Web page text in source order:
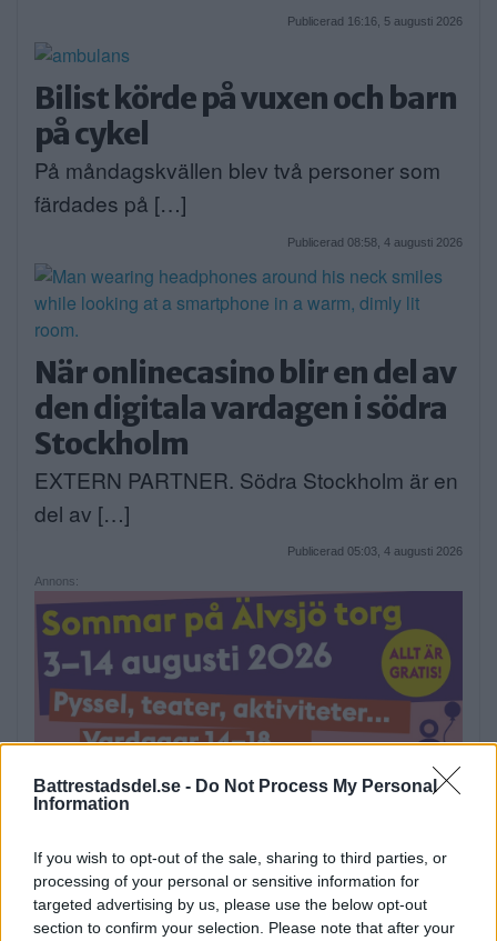
Battrestadsdel.se - Do Not Process My Personal
Information
If you wish to opt-out of the sale, sharing to third parties, or
processing of your personal or sensitive information for
targeted advertising by us, please use the below opt-out
section to confirm your selection. Please note that after your
Publicerad 16:16, 5 augusti 2026
Bilist körde på vuxen och barn
på cykel
På måndagskvällen blev två personer som
färdades på […]
Publicerad 08:58, 4 augusti 2026
När onlinecasino blir en del av
den digitala vardagen i södra
Stockholm
EXTERN PARTNER. Södra Stockholm är en
del av […]
Publicerad 05:03, 4 augusti 2026
Annons: